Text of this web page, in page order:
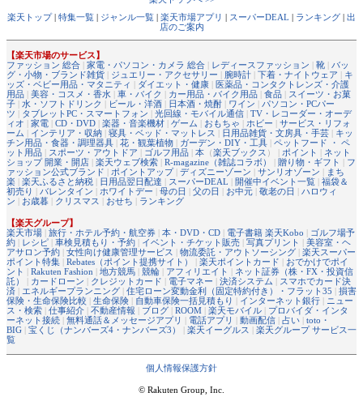
楽天トップ| 特集一覧 | ジャンル一覧 | 楽天市場アプリ | スーパーDEAL | ランキング | 出
店のご案内
【楽天市場のサービス】
ファッション 総合 | 家電・パソコン・カメラ 総合 | レディースファッション | 靴 | バッ
グ・小物・ブランド雑貨 | ジュエリー・アクセサリー | 腕時計 | 下着・ナイトウェア | キ
ッズ・ベビー用品・マタニティ | ダイエット・健康 | 医薬品・コンタクトレンズ・介護
用品 | 美容・コスメ・香水 | 車・バイク | カー用品・バイク用品 | 食品 | スイーツ・お菓
子 | 水・ソフトドリンク | ビール・洋酒 | 日本酒・焼酎 | ワイン | パソコン・PCパー
ツ | タブレットPC・スマートフォン | 光回線・モバイル通信 | TV・レコーダー・オーデ
ィオ | 家電 | CD・DVD | 楽器・音楽機材 | ゲーム | おもちゃ | ホビー | サービス・リフォ
ーム | インテリア・収納 | 寝具・ベッド・マットレス | 日用品雑貨・文房具・手芸 | キッ
チン用品・食器・調理器具 | 花・観葉植物 | ガーデン・DIY・工具 | ペットフード ・ ペ
ット用品 | スポーツ・アウトドア | ゴルフ用品 | 本 （楽天ブックス ） | ポイント | ネット
ショップ 開業・開店 | 楽天ウェブ検索 | R-magazine（雑誌コラボ） | 贈り物・ギフト | フ
ァッション公式ブランド | ポイントアップ| ディズニーゾーン | サンリオゾーン | まち
楽 | 楽天ふるさと納税 | 日用品翌日配達 | スーパーDEAL | 開催中イベント一覧 | 福袋＆
初売り | バレンタイン | ホワイトデー | 母の日 | 父の日 | お中元 | 敬老の日 | ハロウィ
ン | お歳暮 | クリスマス | おせち | ランキング
【楽天グループ】
楽天市場 | 旅行・ホテル予約・航空券 | 本・DVD・CD | 電子書籍 楽天Kobo | ゴルフ場予
約 | レシピ | 車検見積もり・予約 | イベント・チケット販売 | 写真プリント | 美容室・ヘ
アサロン予約 | 女性向け健康管理サービス | 物流委託・アウトソーシング | 楽天スーパー
ポイント特集 | Rebates（ポイント提携サイト） | 楽天ポイントカード | おでかけでポイ
ント | Rakuten Fashion | 地方競馬 | 競輪 | アフィリエイト | ネット証券（株・FX・投資信
託）
| カードローン | クレジットカード | 電子マネー | 決済システム | スマホでカード決
済 | エネルギープランニング | 住宅ローン変動金利（固定特約付き）・フラット35 | 損害
保険・生命保険比較 | 生命保険 | 自動車保険一括見積もり | インターネット銀行 | ニュー
ス・検索 | 仕事紹介 | 不動産情報 | ブログ | ROOM | 楽天モバイル | プロバイダ・インタ
ーネット接続 | 無料通話＆メッセージアプリ | 電話アプリ | 動画配信 | 占い | toto・
BIG | 宝くじ（ナンバーズ4・ナンバーズ3） | 楽天イーグルス | 楽天グループ サービス一
覧
個人情報保護方針
© Rakuten Group, Inc.